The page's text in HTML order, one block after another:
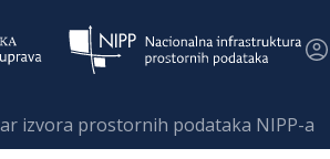
izvora prostornih podataka NIPP-a